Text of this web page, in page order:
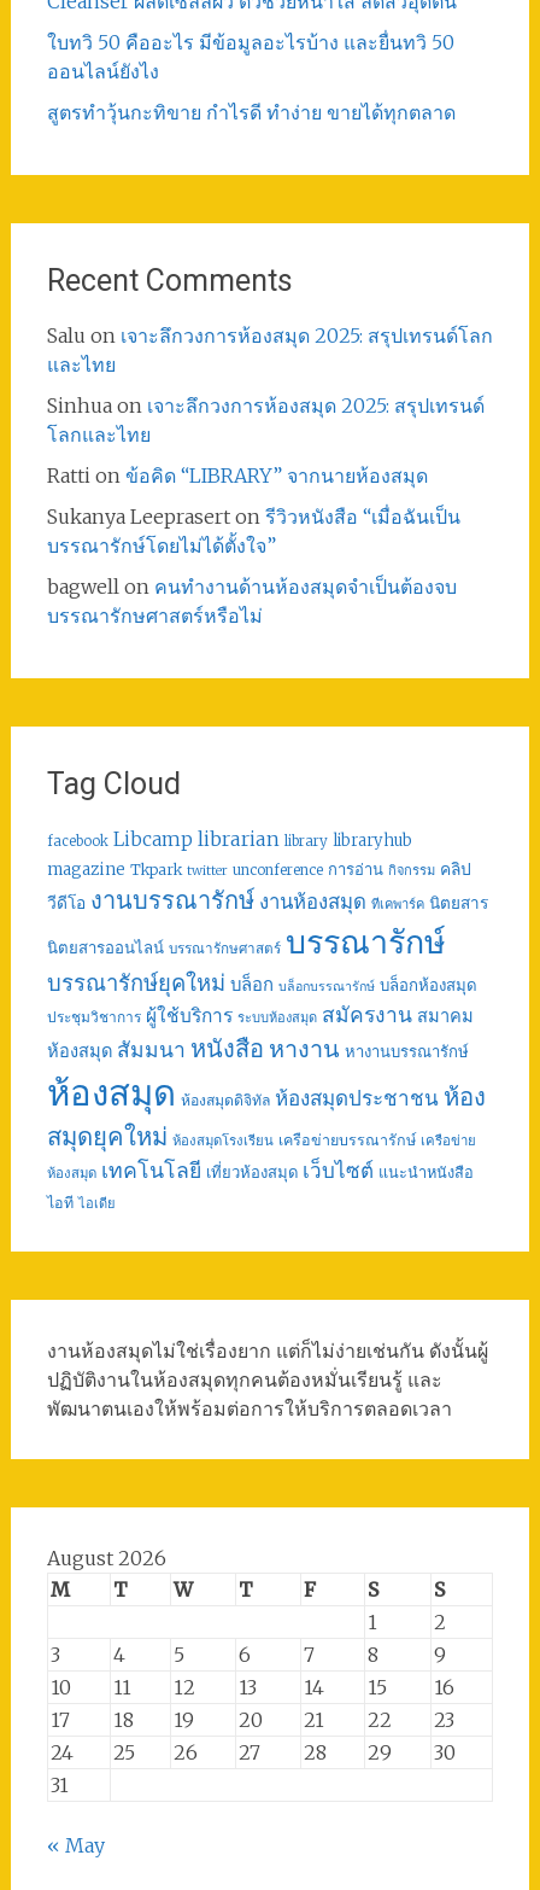
ใบทวิ 50 คืออะไร มีข้อมูลอะไรบ้าง และยื่นทวิ 50
ออนไลน์ยังไง
สูตรทําวุ้นกะทิขาย กำไรดี ทำง่าย ขายได้ทุกตลาด
Recent Comments
Salu on เจาะลึกวงการห้องสมุด 2025: สรุปเทรนด์โลก
และไทย
Sinhuaon เจาะลึกวงการห้องสมุด 2025: สรุปเทรนด์
โลกและไทย
Ratti on ข้อคิด “LIBRARY” จากนายห้องสมุด
Sukanya Leepraserton รีวิวหนังสือ “เมื่อฉันเป็น
บรรณารักษ์โดยไม่ได้ตั้งใจ”
bagwell on คนทำงานด้านห้องสมุดจำเป็นต้องจบ
บรรณารักษศาสตร์หรือไม่
Tag Cloud
facebook Libcamp librarian library libraryhub
magazine Tkpark twitter unconference การอ่าน กิจกรรม คลิป
วีดีโอ งานบรรณารักษ์ งานห้องสมุด ทีเคพาร์ค นิตยสาร
นิตยสารออนไลน์ บรรณารักษศาสตร์ บรรณารักษ์
บรรณารักษ์ยุคใหม่ บล็อก บล็อกบรรณารักษ์ บล็อกห้องสมุด
ประชุมวิชาการ ผู้ใช้บริการ ระบบห้องสมุด สมัครงาน สมาคม
ห้องสมุด สัมมนา หนังสือ หางาน หางานบรรณารักษ์
ห้องสมุด ห้องสมุดดิจิทัล ห้องสมุดประชาชน ห้อง
สมุดยุคใหม่ ห้องสมุดโรงเรียน เครือข่ายบรรณารักษ์ เครือข่าย
ห้องสมุด เทคโนโลยี เที่ยวห้องสมุด เว็บไซต์ แนะนำหนังสือ
ไอที ไอเดีย
งานห้องสมุดไม่ใช่เรื่องยาก แต่ก็ไม่ง่ายเช่นกัน ดังนั้นผู้
ปฏิบัติงานในห้องสมุดทุกคนต้องหมั่นเรียนรู้ และ
พัฒนาตนเองให้พร้อมต่อการให้บริการตลอดเวลา
August 2026
M
T W T F S
S
1
2
3
4 5 6 7 8
9
10
11 12 13 14 15
16
17
18 19 20 21 22
23
24
25 26 27 28 29
30
31
« May